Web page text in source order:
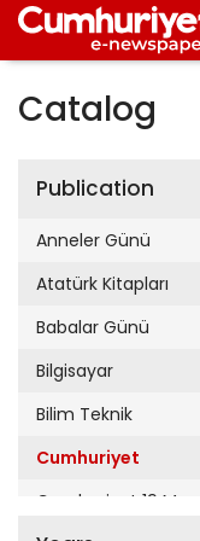
Catalog
Publication
Anneler Günü
Atatürk Kitapları
Babalar Günü
Bilgisayar
Bilim Teknik
Cumhuriyet
Cumhuriyet 19 Mayıs